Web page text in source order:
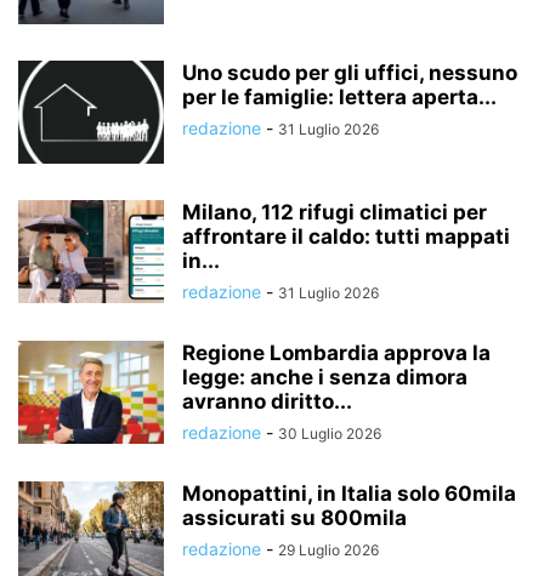
Uno scudo per gli uffici, nessuno
per le famiglie: lettera aperta...
redazione - 31 Luglio 2026
Milano, 112 rifugi climatici per
affrontare il caldo: tutti mappati
in...
redazione - 31 Luglio 2026
Regione Lombardia approva la
legge: anche i senza dimora
avranno diritto...
redazione - 30 Luglio 2026
Monopattini, in Italia solo 60mila
assicurati su 800mila
redazione - 29 Luglio 2026